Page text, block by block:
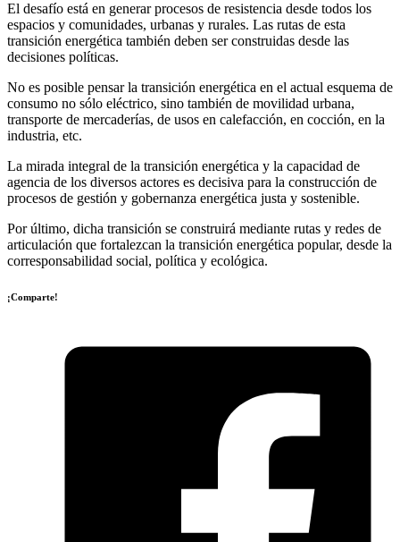
El desafío está en generar procesos de resistencia desde todos los
espacios y comunidades, urbanas y rurales. Las rutas de esta
transición energética también deben ser construidas desde las
decisiones políticas.
No es posible pensar la transición energética en el actual esquema de
consumo no sólo eléctrico, sino también de movilidad urbana,
transporte de mercaderías, de usos en calefacción, en cocción, en la
industria, etc.
La mirada integral de la transición energética y la capacidad de
agencia de los diversos actores es decisiva para la construcción de
procesos de gestión y gobernanza energética justa y sostenible.
Por último, dicha transición se construirá mediante rutas y redes de
articulación que fortalezcan la transición energética popular, desde la
corresponsabilidad social, política y ecológica.
¡Comparte!